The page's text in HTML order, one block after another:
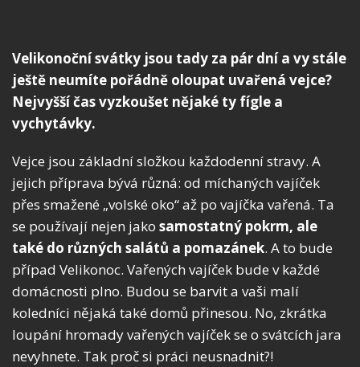
Velikonoční svátky jsou tady za pár dní a vy stále
ještě neumíte pořádně oloupat uvařená vejce?
Nejvyšší čas vyzkoušet nějaké ty fígle a
vychytávky.
Vejce jsou základní složkou každodenní stravy. A
jejich příprava bývá různá: od míchaných vajíček
přes smažené „volské oko“ až po vajíčka vařená. Ta
se používají nejen jako samostatný pokrm, ale
také do různých salátů a pomazánek. A to bude
případ Velikonoc. Vařených vajíček bude v každé
domácnosti plno. Budou se barvit a vaši malí
koledníci nějaká také domů přinesou. No, zkrátka
loupání hromady vařených vajíček se o svátcích jara
nevyhnete. Tak proč si práci neusnadnit?!